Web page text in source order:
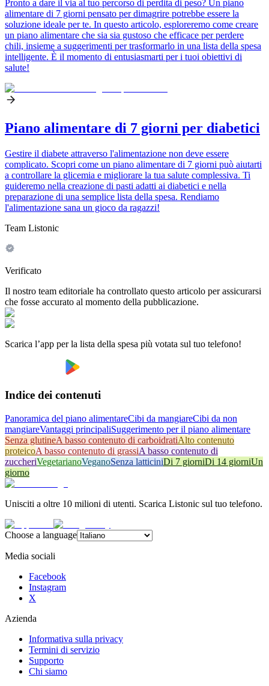
Pronto a dare il via al tuo percorso di perdita di peso? Un piano
alimentare di 7 giorni pensato per dimagrire potrebbe essere la
soluzione ideale per te. In questo articolo, esploreremo come creare
un piano alimentare che sia sia gustoso che efficace per perdere
chili, insieme a suggerimenti per trasformarlo in una lista della spesa
intelligente. È il momento di entusiasmarti per i tuoi obiettivi di
salute!
Piano alimentare di 7 giorni per diabetici
Gestire il diabete attraverso l'alimentazione non deve essere
complicato. Scopri come un piano alimentare di 7 giorni può aiutarti
a controllare la glicemia e migliorare la tua salute complessiva. Ti
guideremo nella creazione di pasti adatti ai diabetici e nella
preparazione di una semplice lista della spesa. Rendiamo
l'alimentazione sana un gioco da ragazzi!
Team Listonic
Verificato
Il nostro team editoriale ha controllato questo articolo per assicurarsi
che fosse accurato al momento della pubblicazione.
Scarica l’app per la lista della spesa più votata sul tuo telefono!
Indice dei contenuti
Panoramica del piano alimentareCibi da mangiareCibi da non
mangiareVantaggi principaliSuggerimento per il piano alimentare
Senza glutineA basso contenuto di carboidratiAlto contenuto
proteicoA basso contenuto di grassiA basso contenuto di
zuccheriVegetarianoVeganoSenza latticiniDi 7 giorniDi 14 giorniUn
giorno
Unisciti a oltre 10 milioni di utenti. Scarica Listonic sul tuo telefono.
Choose a language
Media sociali
Facebook
Instagram
X
Azienda
Informativa sulla privacy
Termini di servizio
Supporto
Chi siamo